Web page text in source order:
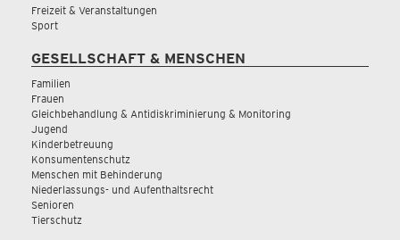
Freizeit & Veranstaltungen
Sport
GESELLSCHAFT & MENSCHEN
Familien
Frauen
Gleichbehandlung & Antidiskriminierung & Monitoring
Jugend
Kinderbetreuung
Konsumentenschutz
Menschen mit Behinderung
Niederlassungs- und Aufenthaltsrecht
Senioren
Tierschutz